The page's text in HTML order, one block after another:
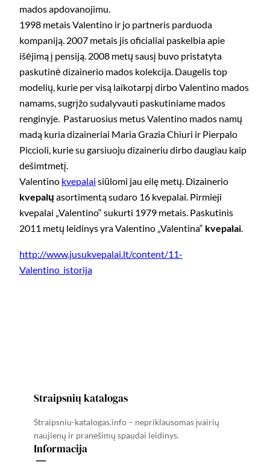
mados apdovanojimu.
1998 metais Valentino ir jo partneris parduoda
kompaniją. 2007 metais jis oficialiai paskelbia apie
išėjimą į pensiją. 2008 metų sausį buvo pristatyta
paskutinė dizainerio mados kolekcija. Daugelis top
modelių, kurie per visą laikotarpį dirbo Valentino mados
namams, sugrįžo sudalyvauti paskutiniame mados
renginyje. Pastaruosius metus Valentino mados namų
madą kuria dizaineriai Maria Grazia Chiuri ir Pierpalo
Piccioli, kurie su garsiuoju dizaineriu dirbo daugiau kaip
dešimtmetį.
Valentino kvepalai siūlomi jau eilę metų. Dizainerio
kvepalų asortimentą sudaro 16 kvepalai. Pirmieji
kvepalai „Valentino“ sukurti 1979 metais. Paskutinis
2011 metų leidinys yra Valentino „Valentina“ kvepalai.
http://www.jusukvepalai.lt/content/11-
Valentino_istorija
Straipsnių katalogas
Straipsniu-katalogas.info – nepriklausomas įvairių
naujienų ir pranešimų spaudai leidinys.
Informacija